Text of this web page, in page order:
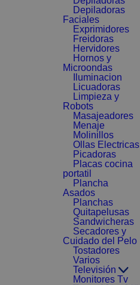
Depiladoras
Faciales
Exprimidores
Freidoras
Hervidores
Hornos y
Microondas
Iluminacion
Licuadoras
Limpieza y
Robots
Masajeadores
Menaje
Molinillos
Ollas Electricas
Picadoras
Placas cocina
portatil
Plancha
Asados
Planchas
Quitapelusas
Sandwicheras
Secadores y
Cuidado del Pelo
Tostadores
Varios
Televisión
Monitores Tv